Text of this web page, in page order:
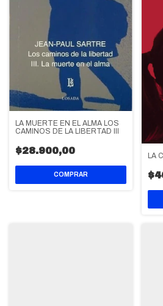
LA MUERTE EN EL ALMA LOS
CAMINOS DE LA LIBERTAD III
$28.900,00
LA